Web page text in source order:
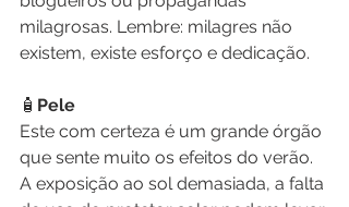
milagrosas. Lembre: milagres não
existem, existe esforço e dedicação.
🧴 Pele
Este com certeza é um grande órgão
que sente muito os efeitos do verão.
A exposição ao sol demasiada, a falta